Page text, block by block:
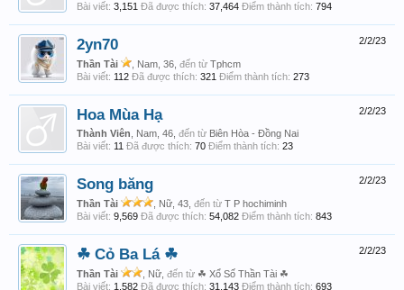
Bài viết: 3,151 Đã được thích: 37,464 Điểm thành tích: 794
2/2/23
2yn70
Thần Tài , Nam, 36, đến từ Tphcm
Bài viết: 112 Đã được thích: 321 Điểm thành tích: 273
2/2/23
Hoa Mùa Hạ
Thành Viên , Nam, 46, đến từ Biên Hòa - Đồng Nai
Bài viết: 11 Đã được thích: 70 Điểm thành tích: 23
2/2/23
Song băng
Thần Tài , Nữ, 43, đến từ T P hochiminh
Bài viết: 9,569 Đã được thích: 54,082 Điểm thành tích: 843
2/2/23
☘ Cỏ Ba Lá ☘
Thần Tài , Nữ, đến từ ☘ Xổ Số Thần Tài ☘
Bài viết: 1,582 Đã được thích: 31,143 Điểm thành tích: 693